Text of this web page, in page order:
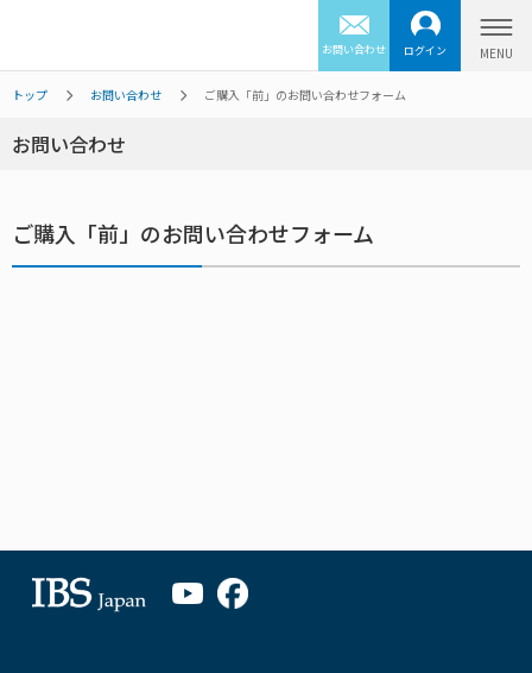
お問い合わせ ログイン
トップ お問い合わせ ご購入「前」のお問い合わせフォーム
お問い合わせ
ご購入「前」のお問い合わせフォーム